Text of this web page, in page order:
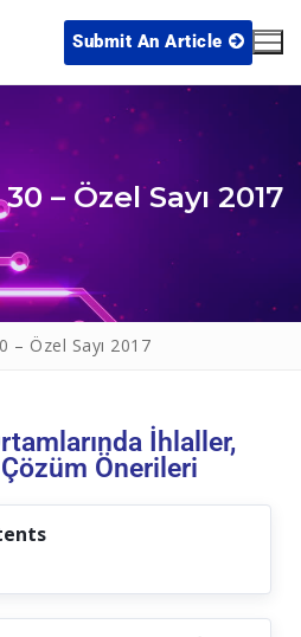
Submit An Article
– Özel Sayı 2017
– Özel Sayı 2017
İhlaller,
Önerileri